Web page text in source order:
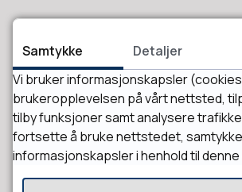
Fant du det du lette
Ja Nei
Samtykke Detaljer
Vi bruker informasjonskapsler
brukeropplevelsen på vårt nettsted,
tilby funksjoner samt analysere
fortsette å bruke nettstedet,
informasjonskapsler i henhold til